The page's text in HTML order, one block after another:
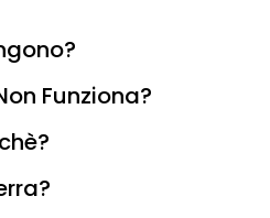
Funziona?